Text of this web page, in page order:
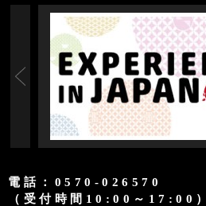
電話：0570-026570
（受付時間10:00～17:00）